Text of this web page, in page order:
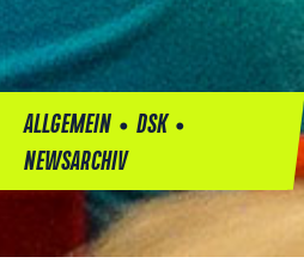
ALLGEMEIN• DSK•
NEWSARCHIV